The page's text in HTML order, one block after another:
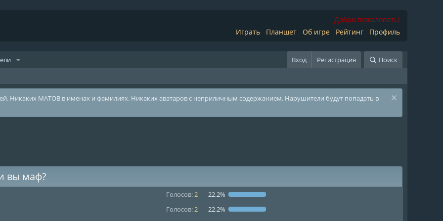
Добро пожаловать!
Играть
Планшет Об игре Рейтинг Профиль
Вход Регистрация
Поиск
Никаких МАТОВ в именах и фамилиях. Никаких аватаров с неприличным содержанием. Нарушители будут попадать в
вы маф?
Голосов:2
22.2%
Голосов:2
22.2%